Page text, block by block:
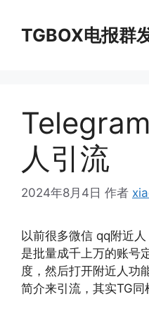
TGBOX电报群
人引流
2024年8月4日 作者
以前很多微信 qq附近
是批量成千上万的账号
度，然后打开附近人功
简介来引流，其实TG同